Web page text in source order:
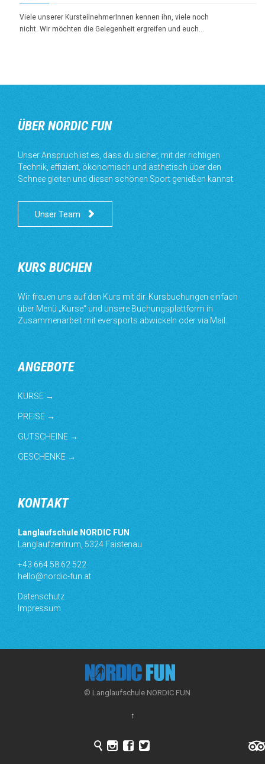
Viele unserer KursteilnehmerInnen kennen ihn, viele noch
nicht. Wir möchten die Gelegenheit ergreifen und euch…
ÜBER NORDIC FUN
Unser Anspruch ist es, dass du sicher, mit der richtigen
Technik, effizient, ökonomisch und ästhetisch über den
Schnee gleiten und diesen schönen Sport genießen kannst.
Unser Team 
KURS BUCHEN
Wir freuen uns auf den Kurs mit dir. Kursbuchungen einfach
über Menü „Kurse“ und unsere Buchungsplattform in
Zusammenarbeit mit eversports abwickeln oder via Mail.
ANGEBOTE
KURSE →
PREISE →
GUTSCHEINE →
GESCHENKE →
KONTAKT
Langlaufschule NORDIC FUN
Langlaufzentrum, 5324 Faistenau
+43 664 58 62 522
hello@nordic-fun.at
Datenschutz
Impressum
© Langlaufschule NORDIC FUN
↑
   